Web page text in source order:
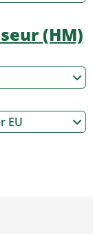
(HM)
EU